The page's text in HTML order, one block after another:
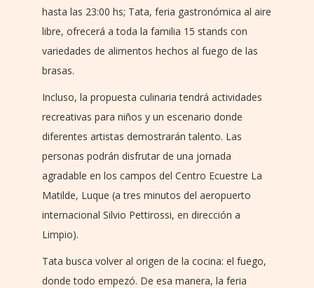
hasta las 23:00 hs; Tata, feria gastronómica al aire
libre, ofrecerá a toda la familia 15 stands con
variedades de alimentos hechos al fuego de las
brasas.
Incluso, la propuesta culinaria tendrá actividades
recreativas para niños y un escenario donde
diferentes artistas demostrarán talento. Las
personas podrán disfrutar de una jornada
agradable en los campos del Centro Ecuestre La
Matilde, Luque (a tres minutos del aeropuerto
internacional Silvio Pettirossi, en dirección a
Limpio).
Tata busca volver al origen de la cocina: el fuego,
donde todo empezó. De esa manera, la feria